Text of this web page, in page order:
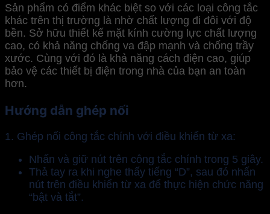
Sản phẩm có điểm khác biệt so với các loại công tắc
khác trên thị trường là nhờ chất lượng đi đôi với độ
bền. Sở hữu thiết kế mặt kính cường lực chất lượng
cao, có khả năng chống va đập mạnh và chống trầy
xước. Cùng với đó là khả năng cách điện cao, giúp
bảo vệ các thiết bị điện trong nhà của bạn an toàn
hơn.
Hướng dẫn ghép nối
1. Ghép nối công tắc chính với điều khiển từ xa:
Nhấn và giữ nút trên công tắc chính trong 5 giây.
Thả tay ra khi nghe thấy tiếng “D”, sau đó nhấn
nút trên điều khiển từ xa để thực hiện chức năng
“bật và tắt”.